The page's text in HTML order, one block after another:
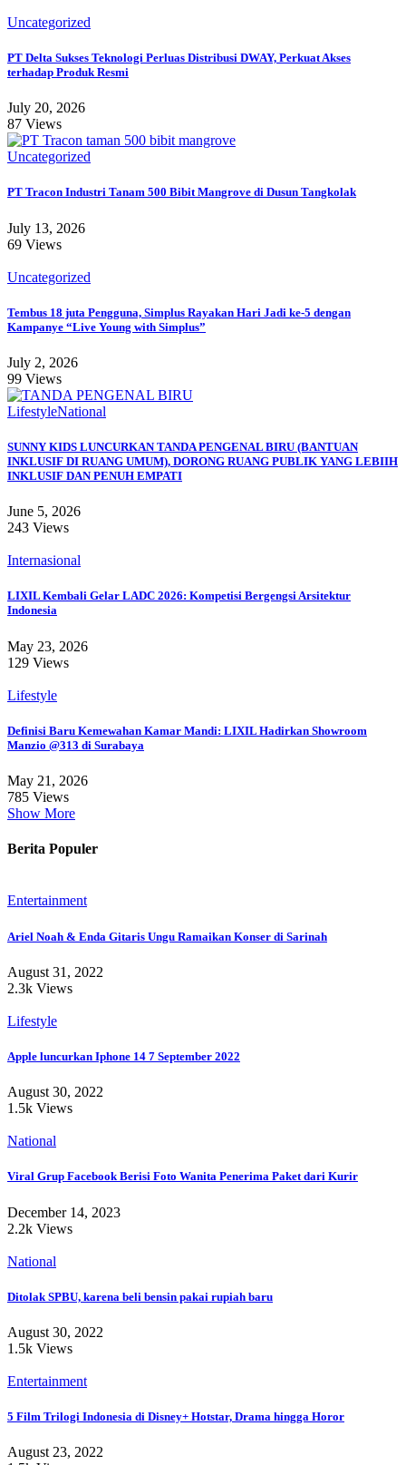
Uncategorized
PT Delta Sukses Teknologi Perluas Distribusi DWAY, Perkuat Akses
terhadap Produk Resmi
July 20, 2026
87 Views
Uncategorized
PT Tracon Industri Tanam 500 Bibit Mangrove di Dusun Tangkolak
July 13, 2026
69 Views
Uncategorized
Tembus 18 juta Pengguna, Simplus Rayakan Hari Jadi ke-5 dengan
Kampanye “Live Young with Simplus”
July 2, 2026
99 Views
LifestyleNational
SUNNY KIDS LUNCURKAN TANDA PENGENAL BIRU (BANTUAN
INKLUSIF DI RUANG UMUM), DORONG RUANG PUBLIK YANG LEBIIH
INKLUSIF DAN PENUH EMPATI
June 5, 2026
243 Views
Internasional
LIXIL Kembali Gelar LADC 2026: Kompetisi Bergengsi Arsitektur
Indonesia
May 23, 2026
129 Views
Lifestyle
Definisi Baru Kemewahan Kamar Mandi: LIXIL Hadirkan Showroom
Manzio @313 di Surabaya
May 21, 2026
785 Views
Show More
Berita Populer
Entertainment
Ariel Noah & Enda Gitaris Ungu Ramaikan Konser di Sarinah
August 31, 2022
2.3k Views
Lifestyle
Apple luncurkan Iphone 14 7 September 2022
August 30, 2022
1.5k Views
National
Viral Grup Facebook Berisi Foto Wanita Penerima Paket dari Kurir
December 14, 2023
2.2k Views
National
Ditolak SPBU, karena beli bensin pakai rupiah baru
August 30, 2022
1.5k Views
Entertainment
5 Film Trilogi Indonesia di Disney+ Hotstar, Drama hingga Horor
August 23, 2022